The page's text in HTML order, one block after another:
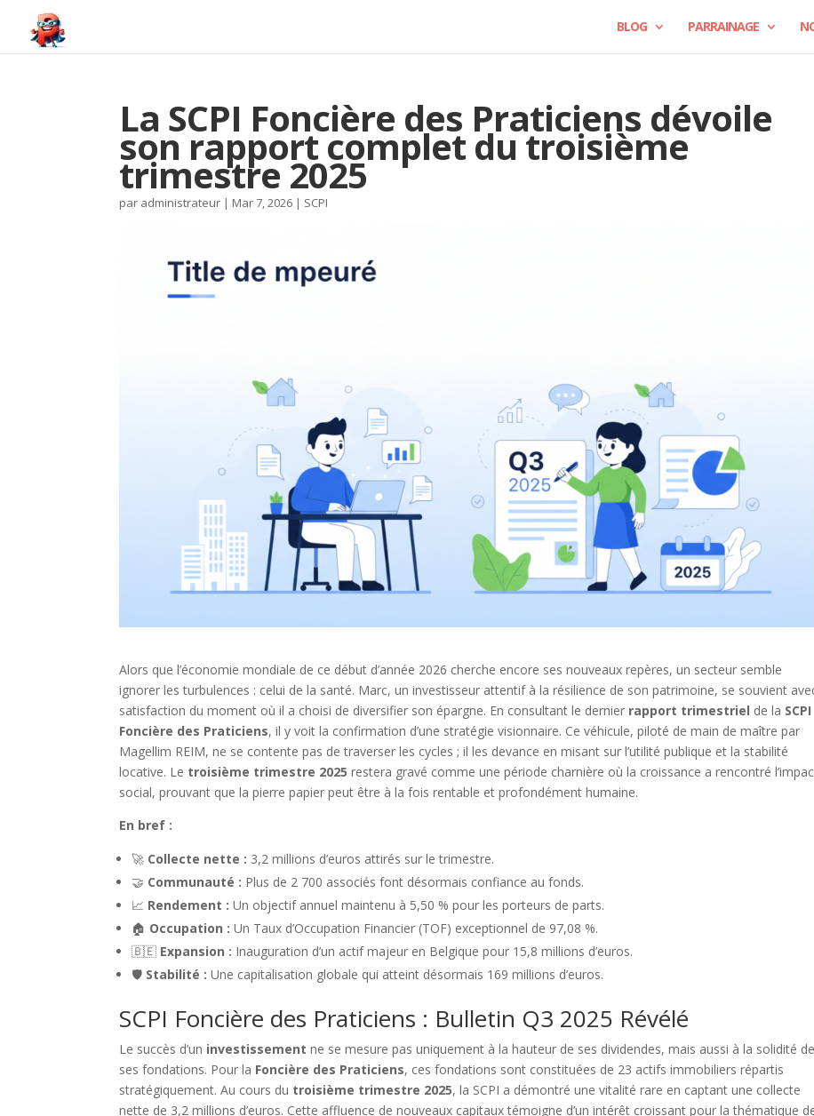
BLOG PARRAINAGE
La SCPI Foncière des Praticiens dévoile
son rapport complet du troisième
trimestre 2025
par administrateur | Mar 7, 2026 | SCPI
Alors que l’économie mondiale de ce début d’année 2026 cherche encore ses nouveaux repères, un secteur semble
ignorer les turbulences : celui de la santé. Marc, un investisseur attentif à la résilience de son patrimoine, se souvient
satisfaction du moment où il a choisi de diversifier son épargne. En consultant le dernier rapport trimestriel de la SCPI
Foncière des Praticiens, il y voit la confirmation d’une stratégie visionnaire. Ce véhicule, piloté de main de maître par
Magellim REIM, ne se contente pas de traverser les cycles ; il les devance en misant sur l’utilité publique et la stabilité
locative. Le troisième trimestre 2025 restera gravé comme une période charnière où la croissance a rencontré
social, prouvant que la pierre papier peut être à la fois rentable et profondément humaine.
En bref :
🚀 Collecte nette : 3,2 millions d’euros attirés sur le trimestre.
🤝 Communauté : Plus de 2 700 associés font désormais confiance au fonds.
📈 Rendement : Un objectif annuel maintenu à 5,50 % pour les porteurs de parts.
🏠 Occupation : Un Taux d’Occupation Financier (TOF) exceptionnel de 97,08 %.
🇧🇪 Expansion : Inauguration d’un actif majeur en Belgique pour 15,8 millions d’euros.
🛡️ Stabilité : Une capitalisation globale qui atteint désormais 169 millions d’euros.
SCPI Foncière des Praticiens : Bulletin Q3 2025 Révélé
Le succès d’un investissement ne se mesure pas uniquement à la hauteur de ses dividendes, mais aussi à la solidité de
ses fondations. Pour la Foncière des Praticiens, ces fondations sont constituées de 23 actifs immobiliers répartis
stratégiquement. Au cours du troisième trimestre 2025, la SCPI a démontré une vitalité rare en captant une collecte
nette de 3,2 millions d’euros. Cette affluence de nouveaux capitaux témoigne d’un intérêt croissant pour la thématique